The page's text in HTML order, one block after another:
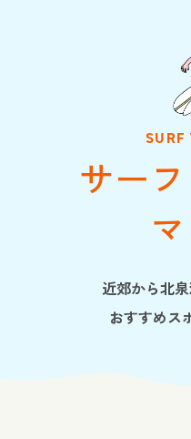
SURF
サー
近郊から北
おすすめス